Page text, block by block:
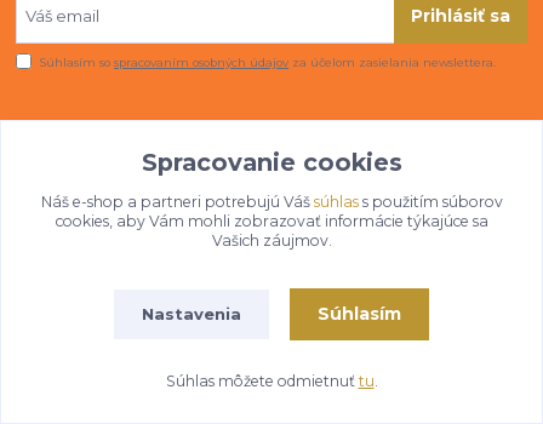
Prihlásiť sa
Súhlasím sospracovaním osobných údajov za účelom zasielania newslettera.
Informácie pre zákazníkov
Obchodné podmienky
Spracovanie cookies
Náš e-shop a partneri potrebujú Váš súhlass použitím súborov
cookies, aby Vám mohli zobrazovať informácie týkajúce sa
Vašich záujmov.
Nastavenia Súhlasím
Súhlas môžete odmietnuť tu